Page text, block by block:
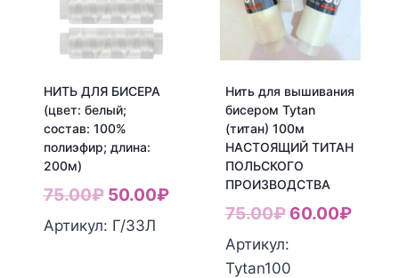
НИТЬ ДЛЯ БИСЕРА
(цвет: белый;
состав: 100%
полиэфир; длина:
200м)
75.00₽ Первоначальная
цена
50.00₽Текущая
50.00₽.
Артикул: Г/33Л
Количество
Нить для вышивания
бисером Tytan
(титан) 100м
НАСТОЯЩИЙ ТИТАН
ПОЛЬСКОГО
ПРОИЗВОДСТВА
75.00₽
цена
составляла
60.00₽
Артикул:
Tytan100
Количество